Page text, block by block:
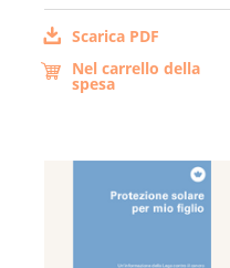
Scarica PDF
Nel carrello della
spesa